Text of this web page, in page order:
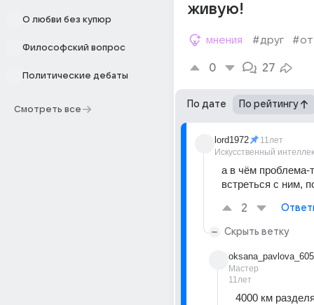
О любви без купюр
Философский вопрос
Политические дебаты
Смотреть все
живую!
мнения #друг
0 27
По дате По рейтингу
lord1972
Искусственный
11лет
а в чём проблема-
встреться с ним,
2
Скрыть ветку
oksana_pavlova_605
Мастер
11лет
4000 км